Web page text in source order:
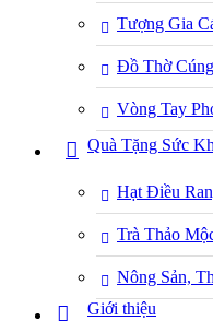
Tượng Gia
Đồ Thờ Cúng
Vòng Tay
Quà Tặng Sức
Hạt Điều
Trà Thảo
Nông Sản,
Giới thiệu